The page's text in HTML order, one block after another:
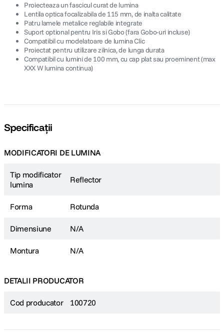
Proiecteaza un fascicul curat de lumina
Lentila optica focalizabila de 115 mm, de inalta calitate
Patru lamele metalice reglabile integrate
Suport optional pentru Iris si Gobo (fara Gobo-uri incluse)
Compatibil cu modelatoare de lumina Clic
Proiectat pentru utilizare zilnica, de lunga durata
Compatibil cu lumini de 100 mm, cu cap plat sau proeminent (max
XXX W lumina continua)
Specificații
MODIFICATORI DE LUMINA
Tip modificator
lumina
Reflector
Forma Rotunda
Dimensiune N/A
Montura N/A
DETALII PRODUCATOR
Cod producator 100720